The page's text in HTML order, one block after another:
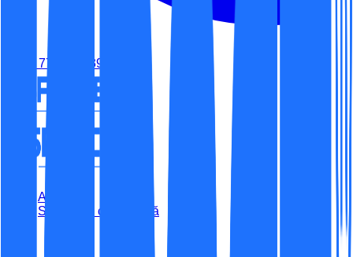
(+40) 779-315-395
Acasă
Securitate cibernetică